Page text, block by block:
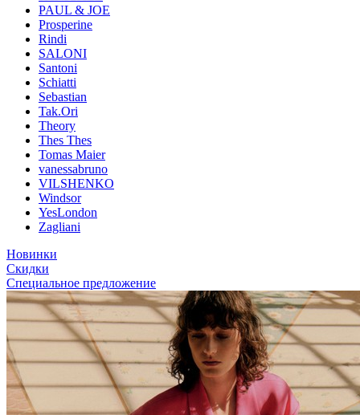
PAUL & JOE
Prosperine
Rindi
SALONI
Santoni
Schiatti
Sebastian
Tak.Ori
Theory
Thes Thes
Tomas Maier
vanessabruno
VILSHENKO
Windsor
YesLondon
Zagliani
Новинки
Скидки
Специальное предложение